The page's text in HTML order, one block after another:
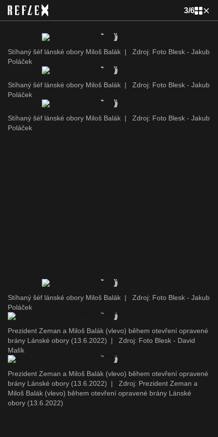
3/6
Stíhaný šéf lánské obory Miloš Balák |
Zdroj: Foto Blesk - Jakub
Poláček
Stíhaný šéf lánské obory Miloš Balák |
Zdroj: Foto Blesk - Jakub
Poláček
Stíhaný šéf lánské obory Miloš Balák |
Zdroj: Foto Blesk - Jakub
Poláček
Stíhaný šéf lánské obory Miloš Balák |
Zdroj: Foto Blesk - Jakub
Poláček
Prezident Zeman a Miloš Balák (vlevo) během otevření opravené
brány Lánské obory (13.6.2022)
|
Zdroj: Foto Blesk - David
Malík
Prezident Zeman a Miloš Balák (vlevo) během otevření opravené
brány Lánské obory (13.6.2022)
|
Zdroj: Prezident Zeman a
Miloš Balák (vlevo) během otevření opravené brány Lánské
obory (13.6.2022)